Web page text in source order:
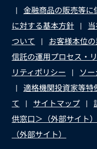
金融商品の販売等に
に対する基本方針
ついて
お客様本位
信託の運用プロセス・
リティポリシー
ソ
適格機関投資家等特
て
サイトマップ
供窓口＞（外部サイト）
（外部サイト）